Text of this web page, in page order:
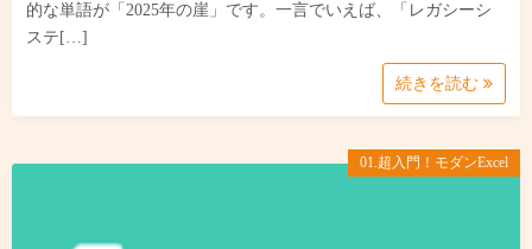
的な単語が「2025年の崖」です。一言でいえば、「レガシーシ
ステ[…]
続きを読む
01.超入門！モダンExcel